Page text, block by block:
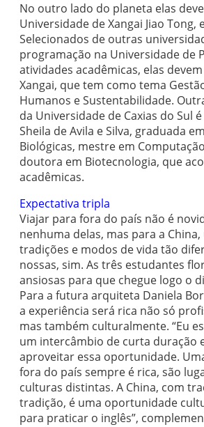
No outro lado do planeta elas
Universidade de Xangai Jiao Tong,
Selecionados de outras
programação na Universidade de
atividades acadêmicas, elas
Xangai, que tem como tema
Humanos e Sustentabilidade.
da Universidade de Caxias do Sul
Sheila de Avila e Silva, graduada
Biológicas, mestre em
doutora em Biotecnologia, que
acadêmicas.
Expectativa tripla
Viajar para fora do país não é
nenhuma delas, mas para a
tradições e modos de vida tão
nossas, sim. As três estudantes
ansiosas para que chegue logo o
Para a futura arquiteta Daniela
a experiência será rica não só
mas também culturalmente. “Eu
um intercâmbio de curta duração
aproveitar essa oportunidade.
fora do país sempre é rica, são
culturas distintas. A China, com
tradição, é uma oportunidade
para praticar o inglês”,